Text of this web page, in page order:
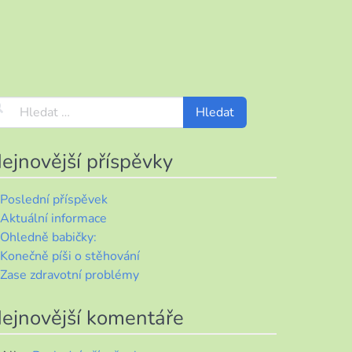
příspěvky
Poslední příspěvek
Aktuální informace
Ohledně babičky:
Konečně píši o stěhování
Zase zdravotní problémy
komentáře